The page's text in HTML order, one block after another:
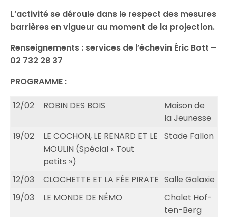
L’activité se déroule dans le respect des mesures
barrières en vigueur au moment de la projection.
Renseignements : services de l’échevin Éric Bott –
02 732 28 37
PROGRAMME :
12/02 ROBIN DES BOIS
Maison de
la Jeunesse
19/02
LE COCHON, LE RENARD ET LE
MOULIN (Spécial « Tout
petits »)
Stade Fallon
12/03 CLOCHETTE ET LA FÉE PIRATE Salle Galaxie
19/03
LE MONDE DE NÉMO
Chalet Hof-
ten-Berg